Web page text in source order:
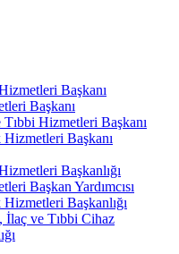
Başkanı
Başkanı
Hizmetleri Başkanı
Başkanı
Başkanlığı
Başkan Yardımcısı
Başkanlığı
İlaç ve Tıbbi Cihaz